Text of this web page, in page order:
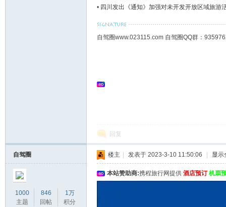
• 四川发出《通知》加强对未开发开放区域旅游
自驾圈www.023115.com 自驾圈QQ群：
回复
自驾圈
1000
主题
846
回帖
1万
积分
楼主 发表于 2023-3-10 11:50:06 显示
本站赞助商:携程旅行网提供 酒店预订 机票